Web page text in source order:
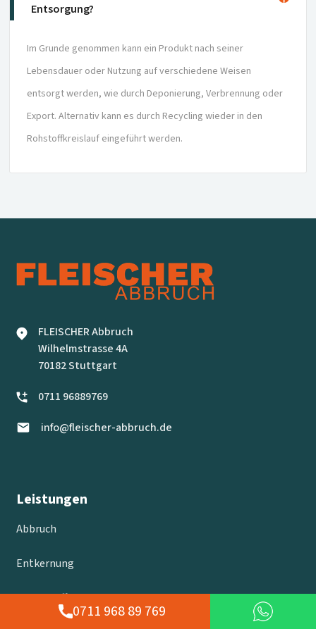
Entsorgung?
Im Grunde genommen kann ein Produkt nach seiner
Lebensdauer oder Nutzung auf verschiedene Weisen
entsorgt werden, wie durch Deponierung, Verbrennung oder
Export. Alternativ kann es durch Recycling wieder in den
Rohstoffkreislauf eingeführt werden.
0711 968 89 769
FLEISCHER Abbruch
Wilhelmstrasse 4A
70182 Stuttgart
0711 96889769
info@fleischer-abbruch.de
Leistungen
Abbruch
Entkernung
Schadstoffsanierung